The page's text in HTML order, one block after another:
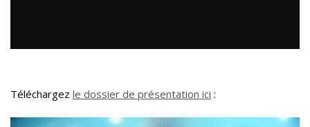
Téléchargez le dossier de présentation ici :